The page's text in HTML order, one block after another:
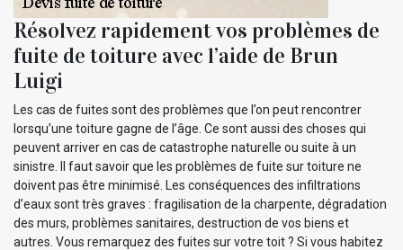
Résolvez rapidement vos problèmes de
fuite de toiture avec l’aide de Brun
Luigi
Les cas de fuites sont des problèmes que l’on peut rencontrer
lorsqu’une toiture gagne de l’âge. Ce sont aussi des choses qui
peuvent arriver en cas de catastrophe naturelle ou suite à un
sinistre. Il faut savoir que les problèmes de fuite sur toiture ne
doivent pas être minimisé. Les conséquences des infiltrations
d’eaux sont très graves : fragilisation de la charpente, dégradation
des murs, problèmes sanitaires, destruction de vos biens et
autres. Vous remarquez des fuites sur votre toit ? Si vous habitez